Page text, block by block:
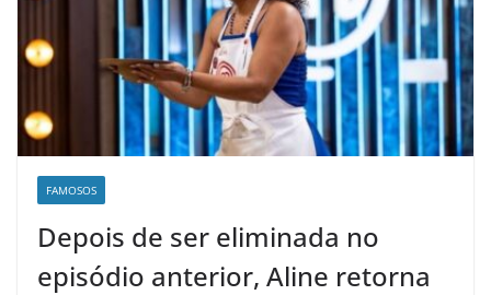
FAMOSOS
Depois de ser eliminada no
episódio anterior, Aline retorna